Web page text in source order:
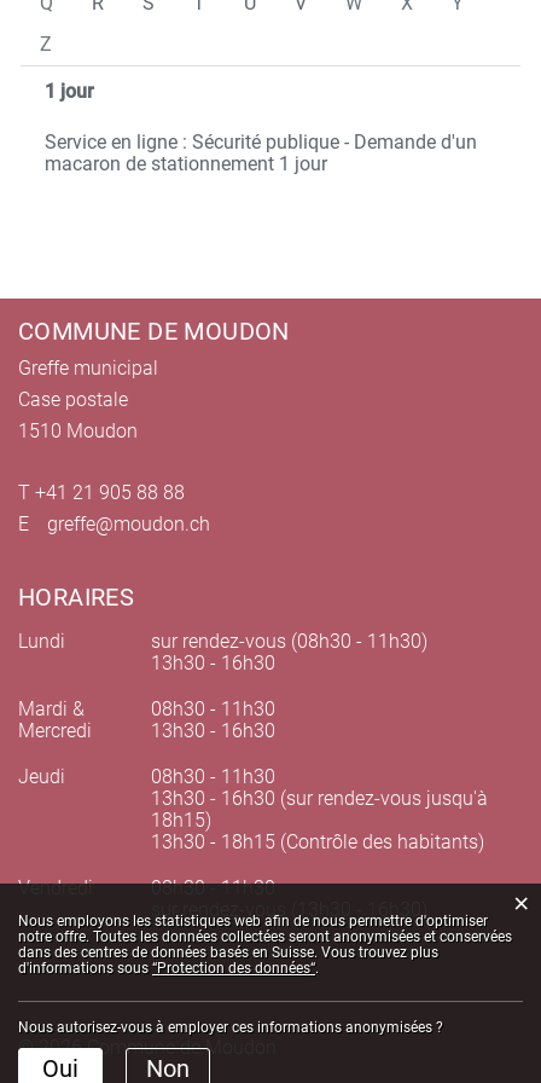
Z
1 jour
Service en ligne : Sécurité publique - Demande d'un
macaron de stationnement 1 jour
Pied de page
COMMUNE DE MOUDON
Greffe municipal
Case postale
1510 Moudon
T +41 21 905 88 88
E
greffe@moudon.ch
HORAIRES
Lundi
sur rendez-vous (08h30 - 11h30)
13h30 - 16h30
Mardi &
Mercredi
08h30 - 11h30
13h30 - 16h30
Jeudi
08h30 - 11h30
13h30 - 16h30 (sur rendez-vous jusqu'à
18h15)
13h30 - 18h15 (Contrôle des habitants)
Vendredi
08h30 - 11h30
sur rendez-vous (13h30 - 16h30)
© 2026 Commune de Moudon
Statistiques web
Nous employons les statistiques web afin de nous permettre d'optimiser
notre offre. Toutes les données collectées seront anonymisées et conservées
dans des centres de données basés en Suisse. Vous trouvez plus
d'informations sous “Protection des données“.
Nous autorisez-vous à employer ces informations anonymisées ?
Oui Non
×